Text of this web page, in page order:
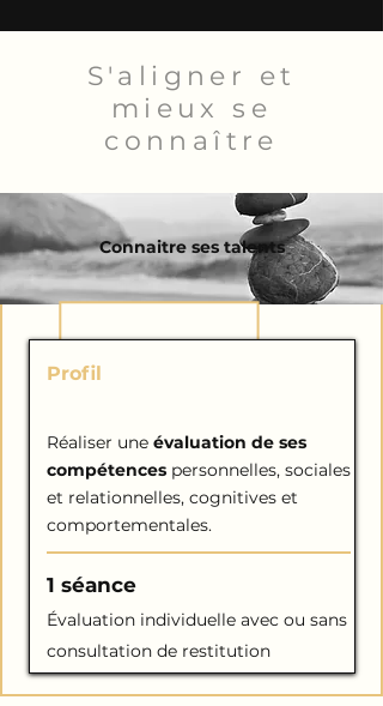
S'aligner et
mieux se
connaître
Connaitre ses talents
Profil
Réaliser une évaluation de ses
compétences personnelles, sociales
et relationnelles, cognitives et
comportementales.
1 séance
Évaluation individuelle avec ou sans
consultation de restitution